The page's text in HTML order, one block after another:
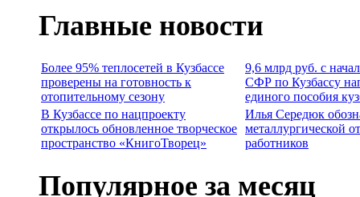
Главные новости
Более 95% теплосетей в Кузбассе
проверены на готовность к
отопительному сезону
9,6 млрд руб. с
СФР по Кузбассу
единого пособия
В Кузбассе по нацпроекту
открылось обновленное творческое
пространство «КнигоТворец»
Илья Середюк
металлургической
работников
Популярное за месяц